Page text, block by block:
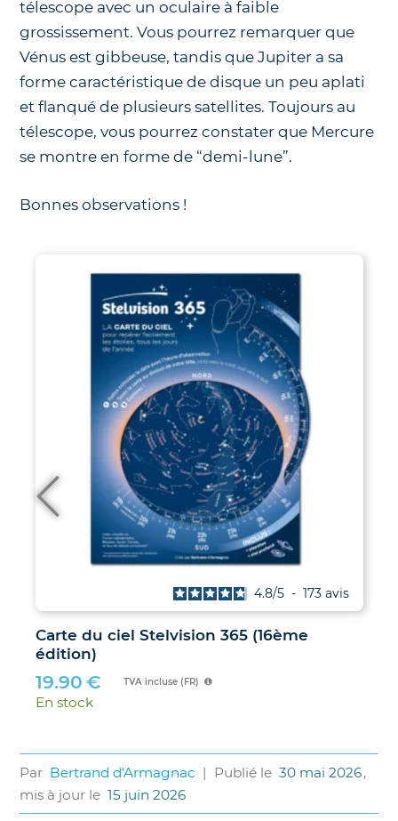
télescope avec un oculaire à faible
grossissement. Vous pourrez remarquer que
Vénus est gibbeuse, tandis que Jupiter a sa
forme caractéristique de disque un peu aplati
et flanqué de plusieurs satellites. Toujours au
télescope, vous pourrez constater que Mercure
se montre en forme de “demi-lune”.
Bonnes observations !
Carte du ciel Stelvision 365 (16ème
édition)
4.8/5 - 173 avis
19.90 € TVA incluse (FR)
En stock
Par Bertrand d'Armagnac | Publié le 30 mai 2026,
mis à jour le 15 juin 2026